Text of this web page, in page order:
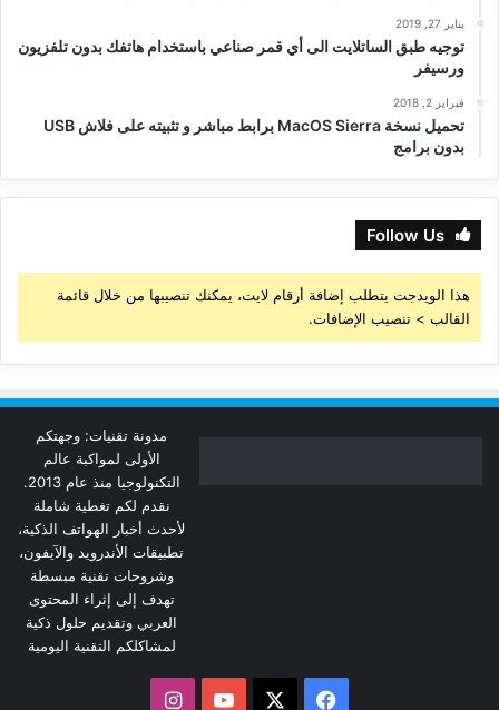
يناير 27, 2019
توجيه طبق الساتلايت الى أي قمر صناعي باستخدام هاتفك بدون تلفزيون
ورسيفر
فبراير 2, 2018
تحميل نسخة MacOS Sierra برابط مباشر و تثبيته على فلاش USB
بدون برامج
Follow Us
هذا الويدجت يتطلب إضافة أرقام لايت، يمكنك تنصيبها من خلال قائمة
القالب > تنصيب الإضافات.
مدونة تقنيات: وجهتكم
الأولى لمواكبة عالم
التكنولوجيا منذ عام 2013.
نقدم لكم تغطية شاملة
لأحدث أخبار الهواتف الذكية،
تطبيقات الأندرويد والآيفون،
وشروحات تقنية مبسطة
تهدف إلى إثراء المحتوى
العربي وتقديم حلول ذكية
لمشاكلكم التقنية اليومية
فيسبوك ‫YouTubeانستقرام